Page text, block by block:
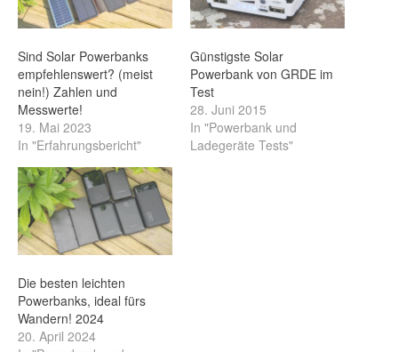
Sind Solar Powerbanks
empfehlenswert? (meist
nein!) Zahlen und
Messwerte!
19. Mai 2023
In "Erfahrungsbericht"
Günstigste Solar
Powerbank von GRDE im
Test
28. Juni 2015
In "Powerbank und
Ladegeräte Tests"
Die besten leichten
Powerbanks, ideal fürs
Wandern! 2024
20. April 2024